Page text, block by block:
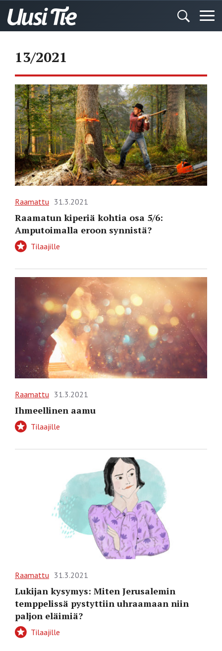
13/2021
Raamattu 31.3.2021
Raamatun kiperiä kohtia osa 5/6:
Amputoimalla eroon synnistä?
Tilaajille
Raamattu 31.3.2021
Ihmeellinen aamu
Tilaajille
Raamattu 31.3.2021
Lukijan kysymys: Miten Jerusalemin
temppelissä pystyttiin uhraamaan niin
paljon eläimiä?
Tilaajille